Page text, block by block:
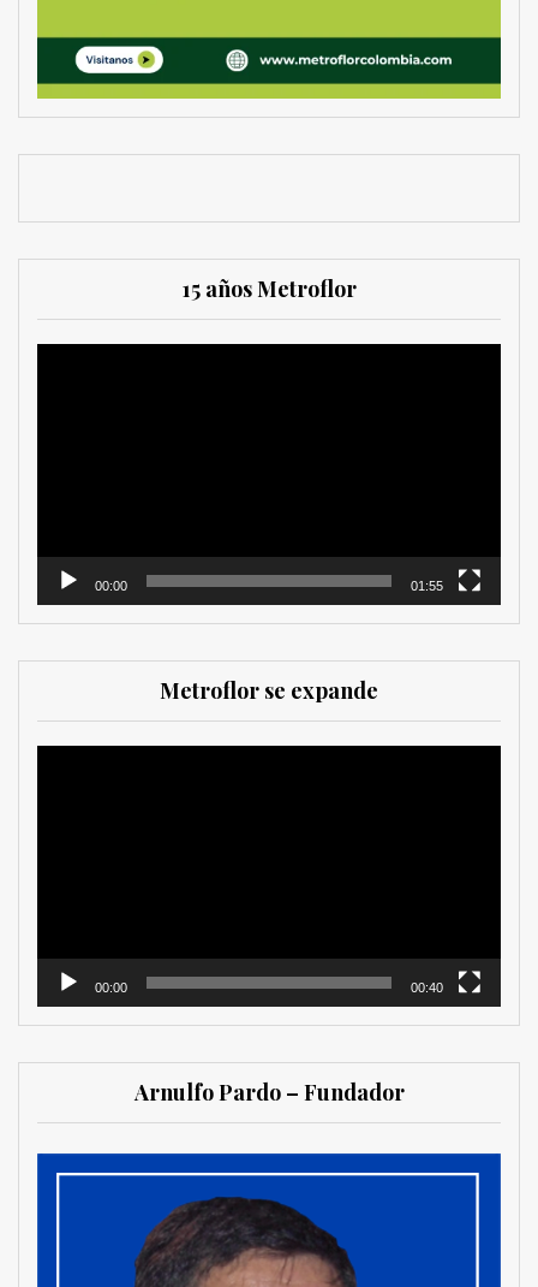
15 años Metroflor
00:00 01:55
Metroflor se expande
00:00 00:40
Arnulfo Pardo – Fundador